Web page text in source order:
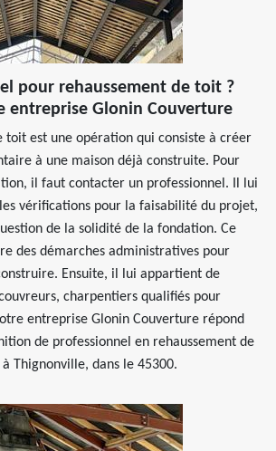
pour rehaussement de toit ?
entreprise Glonin Couverture
toit est une opération qui consiste à créer
à une maison déjà construite. Pour
il faut contacter un professionnel. Il lui
vérifications pour la faisabilité du projet,
de la solidité de la fondation. Ce
des démarches administratives pour
Ensuite, il lui appartient de
charpentiers qualifiés pour
entreprise Glonin Couverture répond
de professionnel en rehaussement de
Thignonville, dans le 45300.